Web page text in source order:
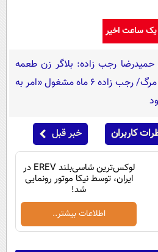
یک ساعت اخیر
حمیدرضا رجب زاده: بلاگر زن طعمه
کشاندن مداح به قرار مرگ/ رجب زاده 6 ماه مشغول «امر به
کاربران خبر قبل
لوکس‌ترین شاسی‌بلند EREV در
ایران، توسط نیکا موتور رونمایی
شد!
اطلاعات بیشتر..